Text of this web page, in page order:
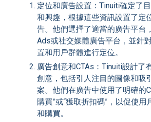
定位和廣告設置：Tinuiti確定了
和興趣，根據這些資訊設置了定
告。他們選擇了適當的廣告平台
Ads或社交媒體廣告平台，並針
置和用戶群體進行定位。
廣告創意和CTAs：Tinuiti設計了
創意，包括引人注目的圖像和吸
案。他們在廣告中使用了明確的
購買”或“獲取折扣碼”，以促使用
和購買。